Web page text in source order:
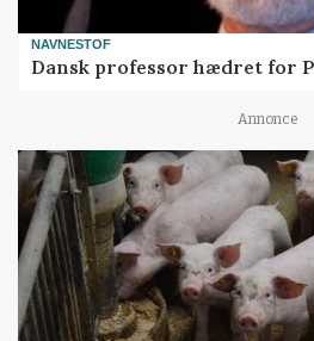
NAVNESTOF
Dansk professor hædret for
Annonce